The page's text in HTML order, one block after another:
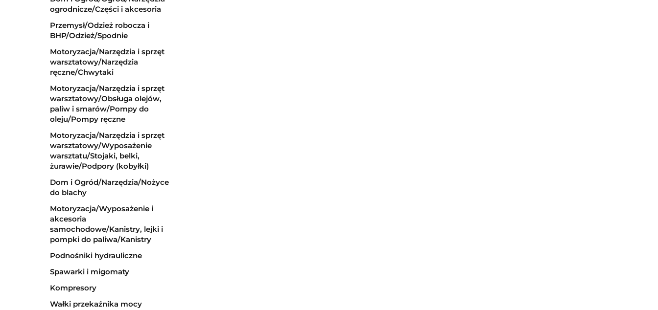
ogrodnicze/Części i akcesoria
Przemysł/Odzież robocza i
BHP/Odzież/Spodnie
Motoryzacja/Narzędzia i sprzęt
warsztatowy/Narzędzia
ręczne/Chwytaki
Motoryzacja/Narzędzia i sprzęt
warsztatowy/Obsługa olejów,
paliw i smarów/Pompy do
oleju/Pompy ręczne
Motoryzacja/Narzędzia i sprzęt
warsztatowy/Wyposażenie
warsztatu/Stojaki, belki,
żurawie/Podpory (kobyłki)
Dom i Ogród/Narzędzia/Nożyce
do blachy
Motoryzacja/Wyposażenie i
akcesoria
samochodowe/Kanistry, lejki i
pompki do paliwa/Kanistry
Podnośniki hydrauliczne
Spawarki i migomaty
Kompresory
Wałki przekaźnika mocy